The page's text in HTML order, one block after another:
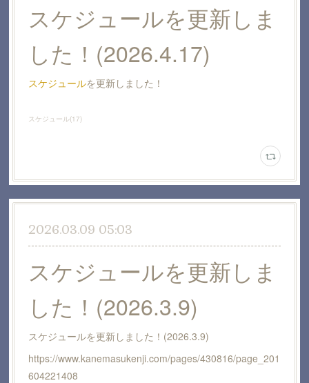
スケジュールを更新しま
した！(2026.4.17)
スケジュールを更新しました！
スケジュール(17)
2026.03.09 05:03
スケジュールを更新しま
した！(2026.3.9)
スケジュールを更新しました！(2026.3.9)
https://www.kanemasukenji.com/pages/430816/page_201
604221408